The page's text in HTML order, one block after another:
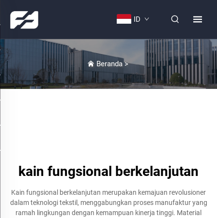
ID
Beranda>
kain fungsional berkelanjutan
Kain fungsional berkelanjutan merupakan kemajuan revolusioner
dalam teknologi tekstil, menggabungkan proses manufaktur yang
ramah lingkungan dengan kemampuan kinerja tinggi. Material